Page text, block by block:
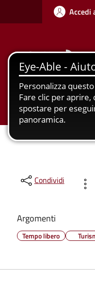
Accedi
Seguici su
Urbanizzazione
Condividi
Argomenti
Tempo libero